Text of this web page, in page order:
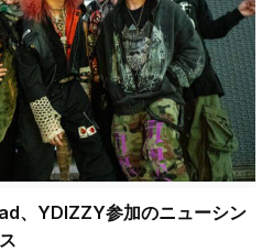
、YDIZZY参加のニューシン